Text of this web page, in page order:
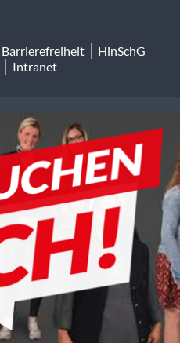
Barrierefreiheit
HinSchG
Intranet